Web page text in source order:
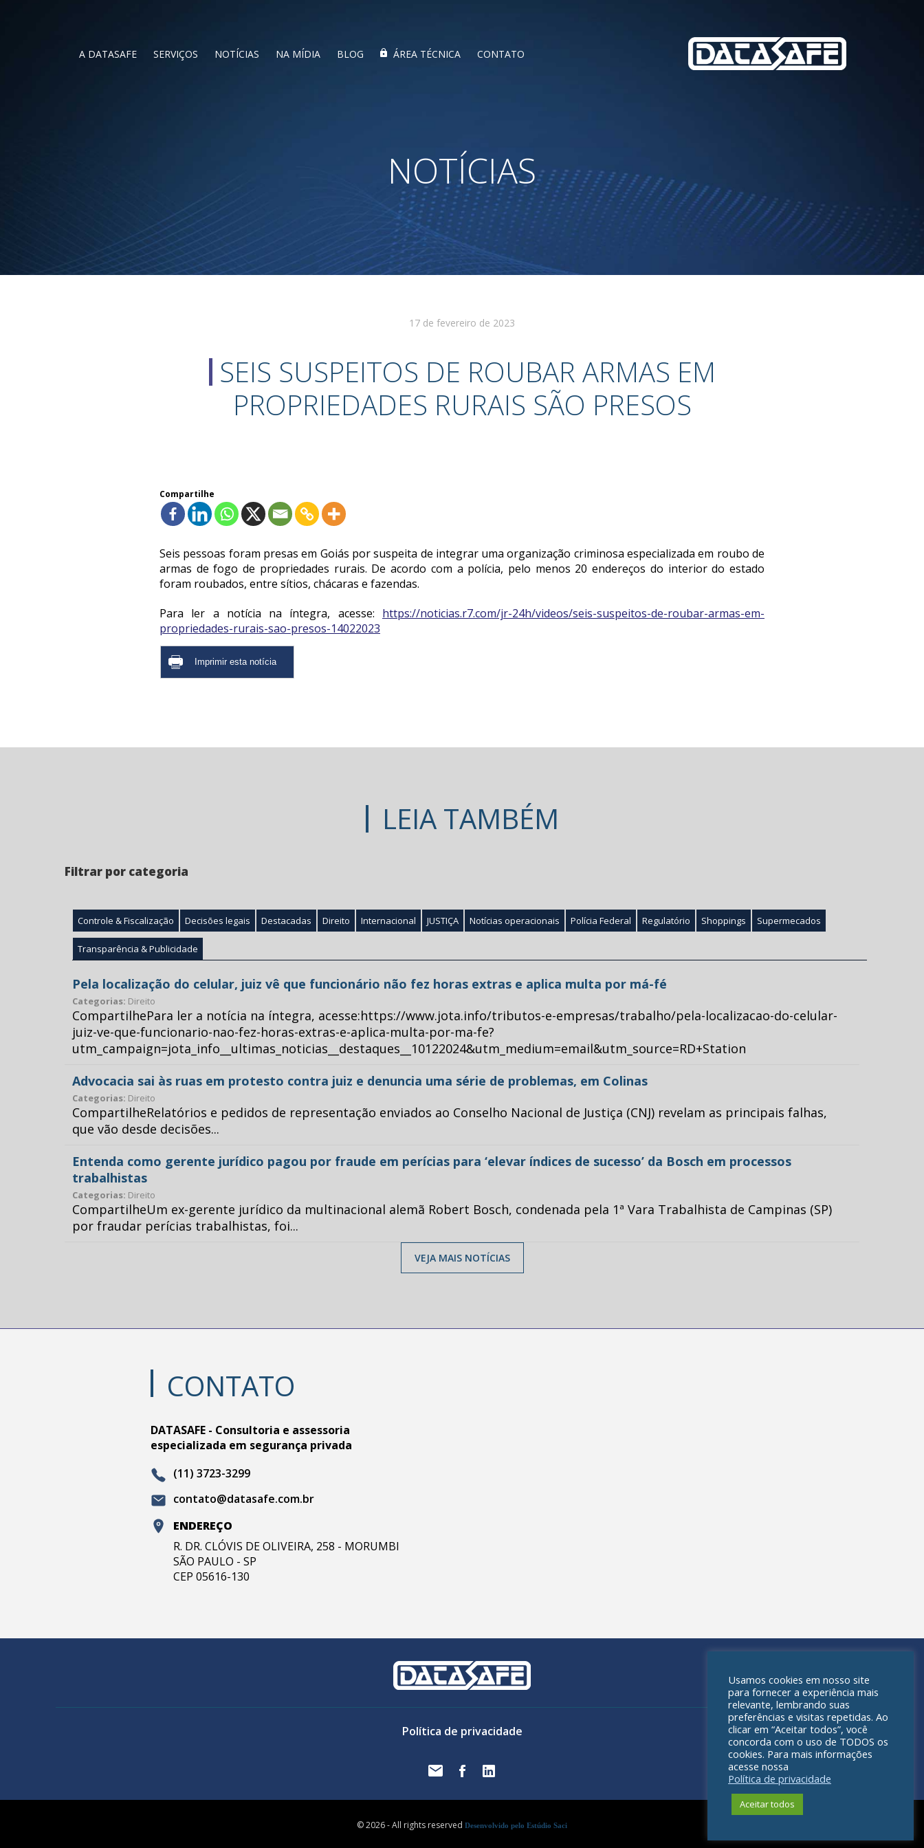
A DATASAFE SERVIÇOS NOTÍCIAS NA MÍDIA BLOG ÁREA TÉCNICA CONTATO
NOTÍCIAS
17 de fevereiro de 2023
SEIS SUSPEITOS DE ROUBAR ARMAS EM
PROPRIEDADES RURAIS SÃO PRESOS
Compartilhe
Seis pessoas foram presas em Goiás por suspeita de integrar uma organização criminosa especializada em roubo de
armas de fogo de propriedades rurais. De acordo com a polícia, pelo menos 20 endereços do interior do estado
foram roubados, entre sítios, chácaras e fazendas.
Para ler a notícia na íntegra, acesse: https://noticias.r7.com/jr-24h/videos/seis-suspeitos-de-roubar-armas-em-
propriedades-rurais-sao-presos-14022023
LEIA TAMBÉM
Filtrar por categoria
Controle & Fiscalização Decisões legais Destacadas Direito Internacional JUSTIÇA Notícias operacionais Polícia Federal Regulatório Shoppings Supermecados
Transparência & Publicidade
Pela localização do celular, juiz vê que funcionário não fez horas extras e aplica multa por má-fé
Categorias: Direito
CompartilhePara ler a notícia na íntegra, acesse:https://www.jota.info/tributos-e-empresas/trabalho/pela-localizacao-do-celular-
juiz-ve-que-funcionario-nao-fez-horas-extras-e-aplica-multa-por-ma-fe?
utm_campaign=jota_info__ultimas_noticias__destaques__10122024&utm_medium=email&utm_source=RD+Station
Advocacia sai às ruas em protesto contra juiz e denuncia uma série de problemas, em Colinas
Categorias: Direito
CompartilheRelatórios e pedidos de representação enviados ao Conselho Nacional de Justiça (CNJ) revelam as principais falhas,
que vão desde decisões...
Entenda como gerente jurídico pagou por fraude em perícias para ‘elevar índices de sucesso’ da Bosch em processos
trabalhistas
Categorias: Direito
CompartilheUm ex-gerente jurídico da multinacional alemã Robert Bosch, condenada pela 1ª Vara Trabalhista de Campinas (SP)
por fraudar perícias trabalhistas, foi...
VEJA MAIS NOTÍCIAS
CONTATO
DATASAFE - Consultoria e assessoria
especializada em segurança privada
(11) 3723-3299
contato@datasafe.com.br
ENDEREÇO
R. DR. CLÓVIS DE OLIVEIRA, 258 - MORUMBI
SÃO PAULO - SP
CEP 05616-130
Política de privacidade
© 2026 - All rights reserved Desenvolvido pelo Estúdio Saci
Usamos cookies em nosso site
para fornecer a experiência mais
relevante, lembrando suas
preferências e visitas repetidas. Ao
clicar em “Aceitar todos”, você
concorda com o uso de TODOS os
cookies. Para mais informações
acesse nossa
Política de privacidade
Aceitar todos